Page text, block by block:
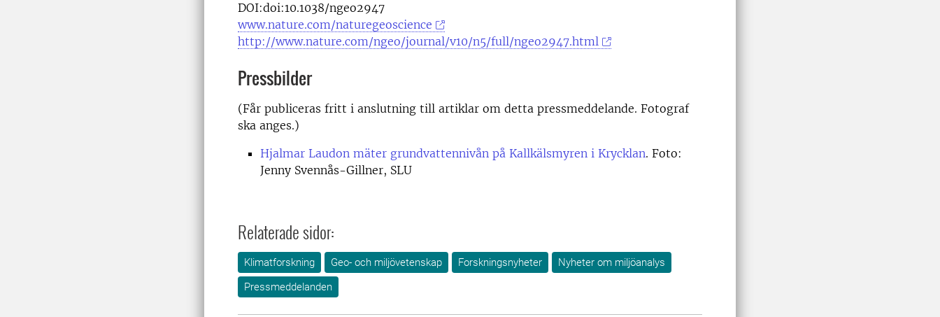
DOI:doi:10.1038/ngeo2947
www.nature.com/naturegeoscience
http://www.nature.com/ngeo/journal/v10/n5/full/ngeo2947.html
Pressbilder
(Får publiceras fritt i anslutning till artiklar om detta pressmeddelande. Fotograf
ska anges.)
Hjalmar Laudon mäter grundvattennivån på Kallkälsmyren i Krycklan. Foto:
Jenny Svennås-Gillner, SLU
Relaterade sidor:
Klimatforskning Geo- och miljövetenskap Forskningsnyheter
Nyheter om miljöanalys
Pressmeddelanden